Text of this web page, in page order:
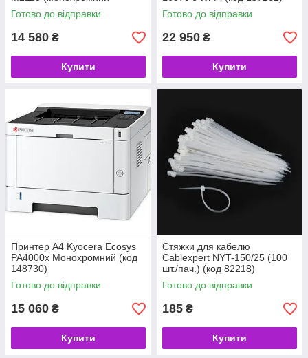
принтер/сканер/копір, USB,
Ethernet) (код 116845)
Готово до відправки
14 580 ₴
Купити
Готово до відправки
22 950 ₴
Купити
Принтер A4 Kyocera Ecosys
PA4000x Монохромний (код
148730)
Готово до відправки
15 060 ₴
Купити
Стяжки для кабелю
Cablexpert NYT-150/25 (100
шт./пач.) (код 82218)
Готово до відправки
185 ₴
Купити